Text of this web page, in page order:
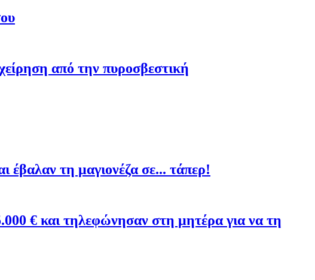
από την πυροσβεστική
έβαλαν τη μαγιονέζα σε... τάπερ!
€ και τηλεφώνησαν στη μητέρα για να τη